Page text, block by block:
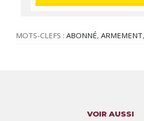
MOTS-CLEFS :ABONNÉ,ARMEMENT,
VOIR AUSSI